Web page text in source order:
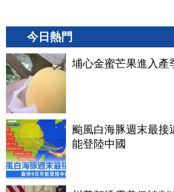
今日熱門
埔心金蜜芒果進入產
颱風白海豚週末最接
能登陸中國